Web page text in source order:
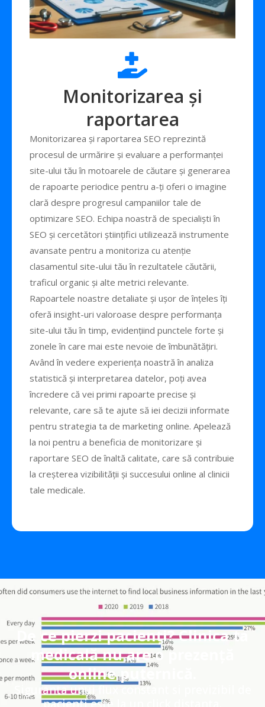
Monitorizarea și
raportarea
Monitorizarea și raportarea SEO reprezintă
procesul de urmărire și evaluare a performanței
site-ului tău în motoarele de căutare și generarea
de rapoarte periodice pentru a-ți oferi o imagine
clară despre progresul campaniilor tale de
optimizare SEO. Echipa noastră de specialiști în
SEO și cercetători științifici utilizează instrumente
avansate pentru a monitoriza cu atenție
clasamentul site-ului tău în rezultatele căutării,
traficul organic și alte metrici relevante.
Rapoartele noastre detaliate și ușor de înțeles îți
oferă insight-uri valoroase despre performanța
site-ului tău în timp, evidențiind punctele forte și
zonele în care mai este nevoie de îmbunătățiri.
Având în vedere experiența noastră în analiza
statistică și interpretarea datelor, poți avea
încredere că vei primi rapoarte precise și
relevante, care să te ajute să iei decizii informate
pentru strategia ta de marketing online. Apelează
la noi pentru a beneficia de monitorizare și
raportare SEO de înaltă calitate, care să contribuie
la creșterea vizibilității și succesului online al clinicii
tale medicale.
De ce pierzi pacienți? Clinica ta
medicală nu are o prezență
online puternică.
Siguranta unui flux constant si previzibil de